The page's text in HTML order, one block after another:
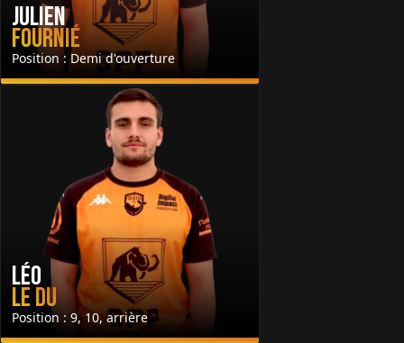
Julien
Fournié
Position : Demi d'ouverture
Léo
Le Du
Position : 9, 10, arrière